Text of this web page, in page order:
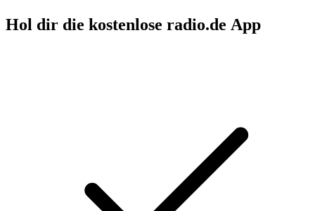
Hol dir die kostenlose radio.de App